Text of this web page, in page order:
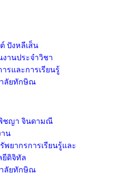
ปังหลีเส็น
งานประจำวิชา
รและการเรียนรู้
ลัยทักษิณ
ชญา จินดามณี
น
พยากรการเรียนรู้และ
ยีดิจิทัล
ลัยทักษิณ